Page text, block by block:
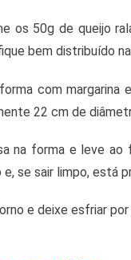
os 50g de queijo
bem distribuído
com margarina
22 cm de
na forma e leve
se sair limpo, está
e deixe esfriar